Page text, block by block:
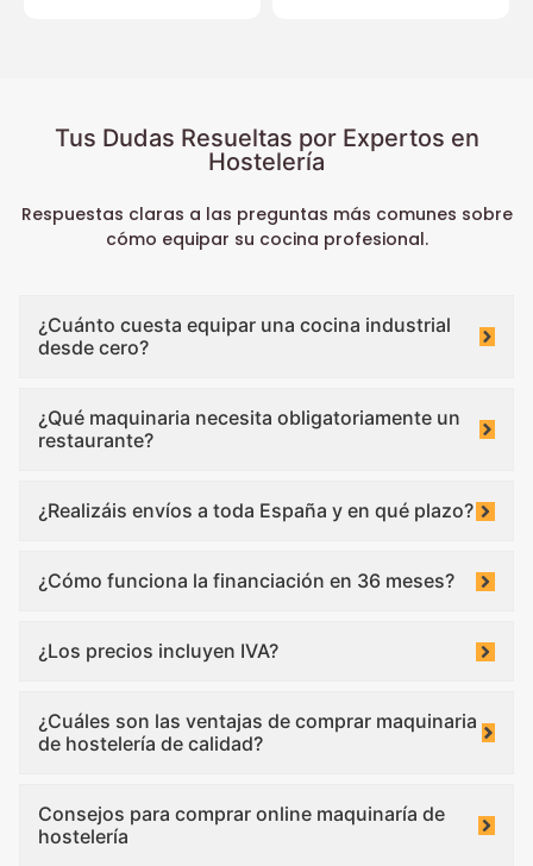
Tus Dudas Resueltas por Expertos en
Hostelería
Respuestas claras a las preguntas más comunes sobre
cómo equipar su cocina profesional.
¿Cuánto cuesta equipar una cocina industrial
desde cero?
¿Qué maquinaria necesita obligatoriamente un
restaurante?
¿Realizáis envíos a toda España y en qué plazo?
¿Cómo funciona la financiación en 36 meses?
¿Los precios incluyen IVA?
¿Cuáles son las ventajas de comprar maquinaria
de hostelería de calidad?
Consejos para comprar online maquinaría de
hostelería